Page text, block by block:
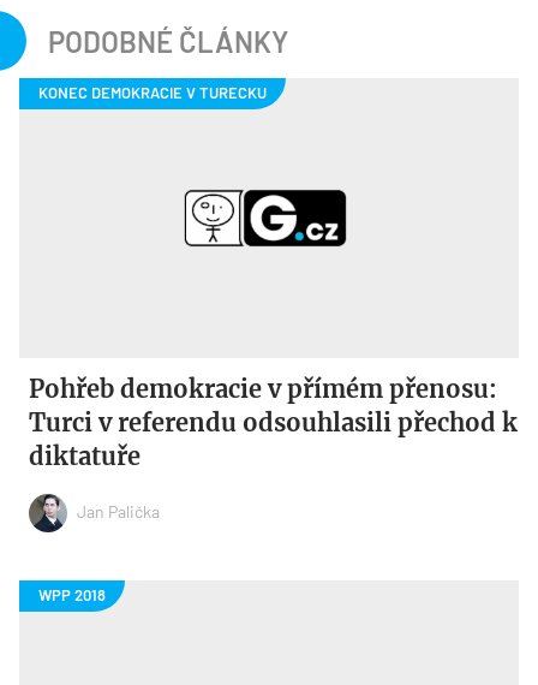
PODOBNÉ ČLÁNKY
Pohřeb demokracie v přímém přenosu:
Turci v referendu odsouhlasili přechod k
diktatuře
Jan Palička